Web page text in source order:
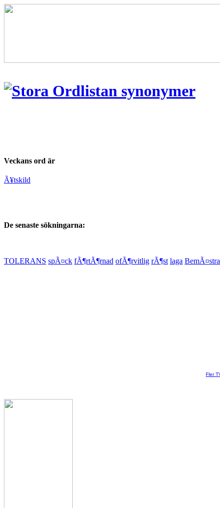
Veckans ord är
Ã¥tskild
De senaste sökningarna:
TOLERANS spÃ¤ck fÃ¶rtÃ¶rnad ofÃ¶rvitlig rÃ¶st laga BemÃ¤stra
Fler